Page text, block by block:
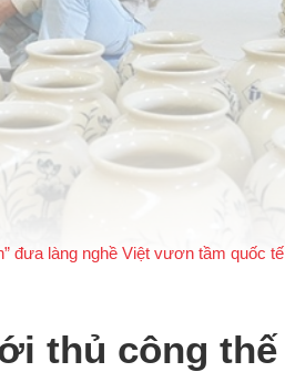
đưa làng nghề Việt vươn tầm quốc tế
thủ công thế